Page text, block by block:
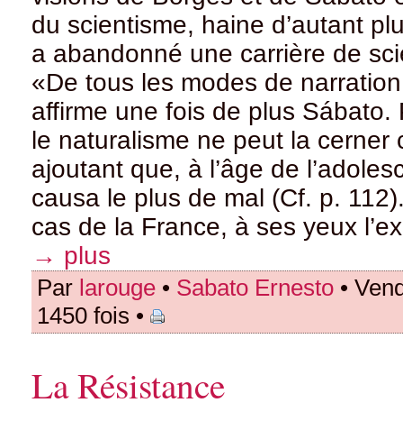
du scientisme, haine d’autant
a abandonné une carrière de
«De tous les modes de
affirme une fois de plus
le naturalisme ne peut la cerner
ajoutant que, à l’âge de
causa le plus de mal (Cf. p.
cas de la France, à ses yeux
→ plus
Par larouge • Sabato Ernesto •
1450 fois •
La Résistance